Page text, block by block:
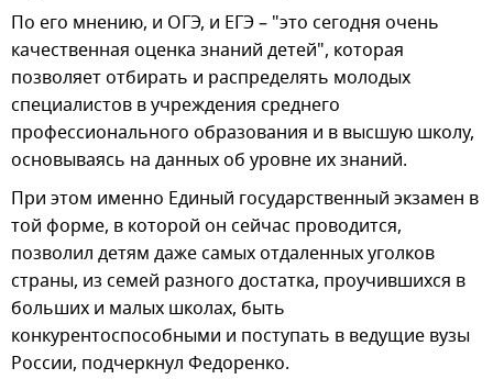
По его мнению, и ОГЭ, и ЕГЭ – "это сегодня очень
качественная оценка знаний детей", которая
позволяет отбирать и распределять молодых
специалистов в учреждения среднего
профессионального образования и в высшую школу,
основываясь на данных об уровне их знаний.
При этом именно Единый государственный экзамен в
той форме, в которой он сейчас проводится,
позволил детям даже самых отдаленных уголков
страны, из семей разного достатка, проучившихся в
больших и малых школах, быть
конкурентоспособными и поступать в ведущие вузы
России, подчеркнул Федоренко.